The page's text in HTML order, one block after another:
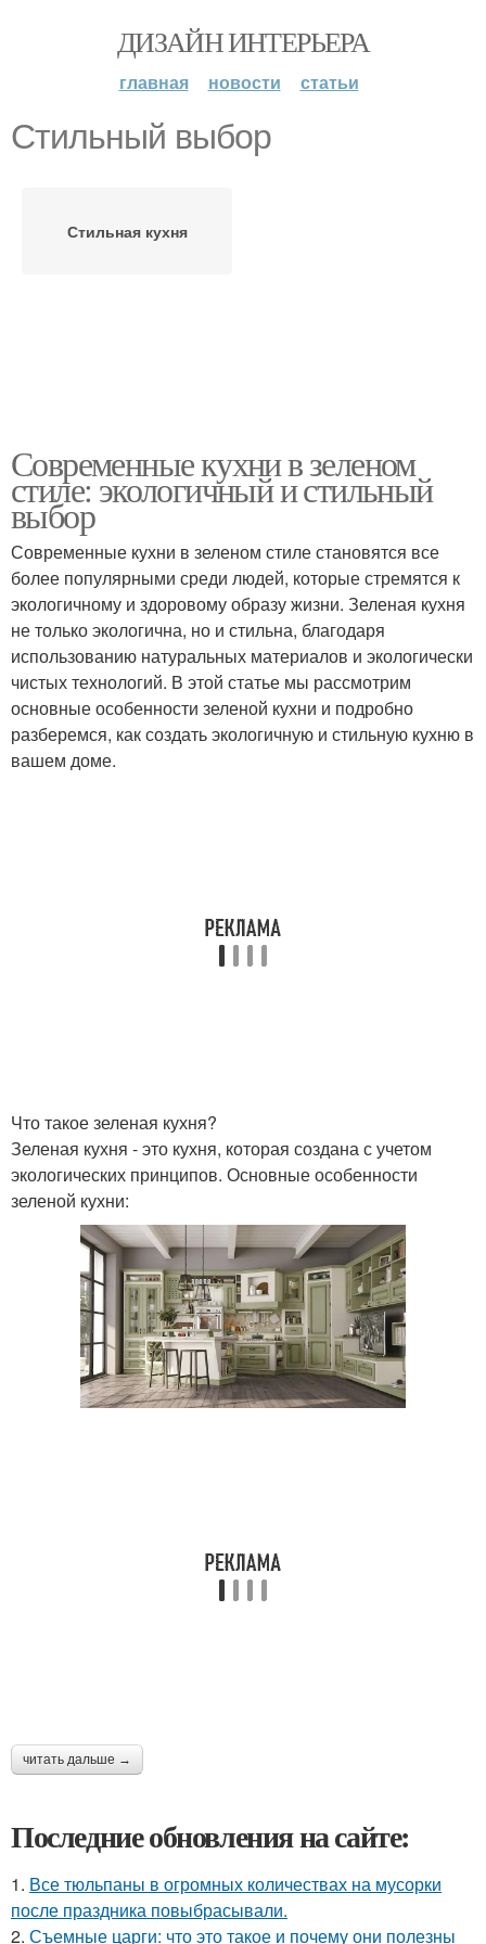
ДИЗАЙН ИНТЕРЬЕРА
главная новости статьи
Стильный выбор
Стильная кухня
Современные кухни в зеленом
стиле: экологичный и стильный
выбор
Современные кухни в зеленом стиле становятся все
более популярными среди людей, которые стремятся к
экологичному и здоровому образу жизни. Зеленая кухня
не только экологична, но и стильна, благодаря
использованию натуральных материалов и экологически
чистых технологий. В этой статье мы рассмотрим
основные особенности зеленой кухни и подробно
разберемся, как создать экологичную и стильную кухню в
вашем доме.
Что такое зеленая кухня?
Зеленая кухня - это кухня, которая создана с учетом
экологических принципов. Основные особенности
зеленой кухни:
читать дальше →
Последние обновления на сайте:
1. Все тюльпаны в огромных количествах на мусорки
после праздника повыбрасывали.
2. Съемные царги: что это такое и почему они полезны